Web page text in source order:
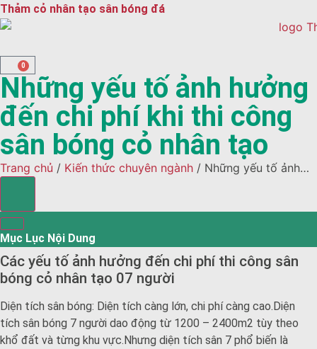
Thảm cỏ nhân tạo sân bóng đá
0
Những yếu tố ảnh hưởng
đến chi phí khi thi công
sân bóng cỏ nhân tạo
Trang chủ / Kiến thức chuyên ngành / Những yếu tố ảnh
Mục Lục Nội Dung
Các yếu tố ảnh hưởng đến chi phí thi công sân
bóng cỏ nhân tạo 07 người
Diện tích sân bóng: Diện tích càng lớn, chi phí càng cao.Diện
tích sân bóng 7 người dao động từ 1200 – 2400m2 tùy theo
khổ đất và từng khu vực.Nhưng diện tích sân 7 phổ biến là